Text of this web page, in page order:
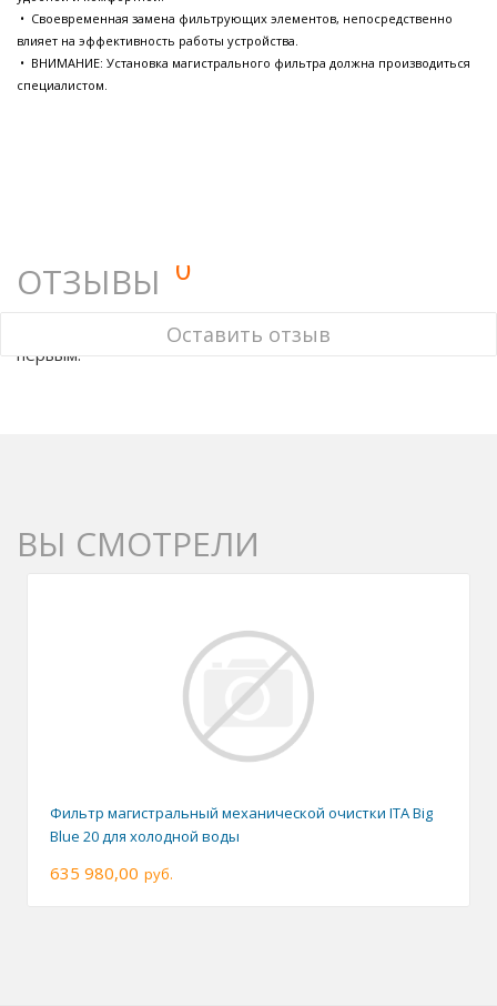
• Своевременная замена фильтрующих элементов, непосредственно
влияет на эффективность работы устройства.
• ВНИМАНИЕ: Установка магистрального фильтра должна производиться
специалистом.
ОТЗЫВЫ 0
Оставить отзыв
У этого товара нет ни одного отзыва. Вы можете стать
первым.
ВЫ СМОТРЕЛИ
Фильтр магистральный механической очистки ITA Big
Blue 20 для холодной воды
635 980,00 руб.